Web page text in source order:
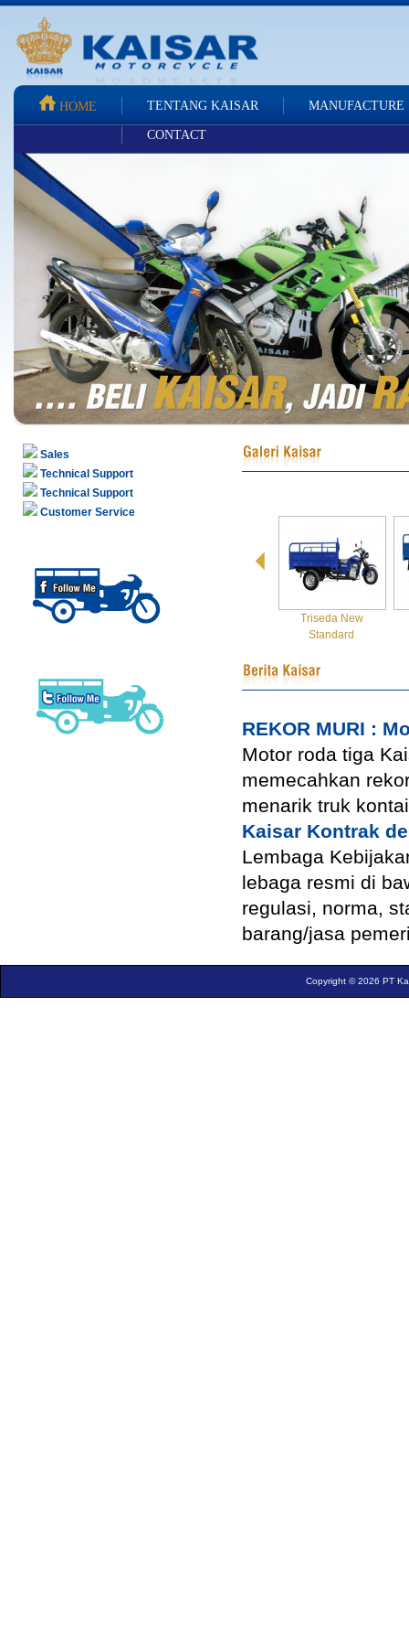
HOME TENTANG KAISAR MANUFACTURE
CONTACT
Sales
Technical Support
Technical Support
Customer Service
Triseda New
Standard
REKOR MURI :
Motor roda tiga
memecahkan
menarik truk
Kaisar Kontrak
Lembaga
lebaga resmi di
regulasi, norma,
barang/jasa
Copyright © 2026 PT